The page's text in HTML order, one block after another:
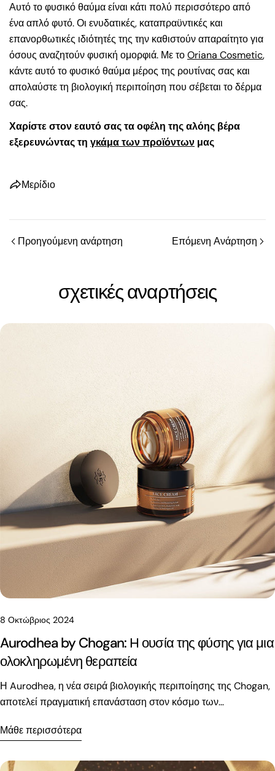
Αυτό το φυσικό θαύμα είναι κάτι πολύ περισσότερο από
ένα απλό φυτό. Οι ενυδατικές, καταπραϋντικές και
επανορθωτικές ιδιότητές της την καθιστούν απαραίτητο για
όσους αναζητούν φυσική ομορφιά. Με τοOriana Cosmetic,
κάντε αυτό το φυσικό θαύμα μέρος της ρουτίνας σας και
απολαύστε τη βιολογική περιποίηση που σέβεται το δέρμα
σας.
Χαρίστε στον εαυτό σας τα οφέλη της αλόης βέρα
εξερευνώντας τη γκάμα των προϊόντων μας
Μερίδιο
Μοιραστείτε αυτό το άρθρο
αντίγραφο
Μοιραστείτε
το
στο
Προηγούμενη ανάρτηση Επόμενη Ανάρτηση
σχετικές αναρτήσεις
8 Οκτώβριος 2024
Aurodhea by Chogan: Η ουσία της φύσης για μια
ολοκληρωμένη θεραπεία
Η Aurodhea, η νέα σειρά βιολογικής περιποίησης της Chogan,
αποτελεί πραγματική επανάσταση στον κόσμο των
συστατικά με καινοτόμες συνθέσεις, η σειρά αυτή υπόσχεται να
σε έξι διαφορετικές σειρές περιποίησης, προσφέροντας μια
Μάθε περισσότερα